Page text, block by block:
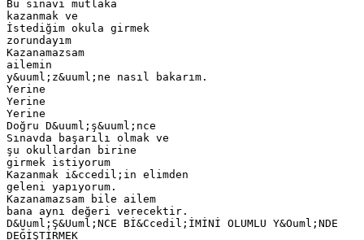
Bu sınavı mutlaka
kazanmak ve
İstediğim okula girmek
zorundayım
Kazanamazsam
ailemin
y&uuml;z&uuml;ne nasıl bakarım.
Yerine
Yerine
Yerine
Doğru D&uuml;ş&uuml;nce
Sınavda başarılı olmak ve
şu okullardan birine
girmek istiyorum
Kazanmak i&ccedil;in elimden
geleni yapıyorum.
Kazanamazsam bile ailem
bana aynı değeri verecektir.
D&Uuml;Ş&Uuml;NCE Bİ&Ccedil;İMİNİ OLUMLU Y&Ouml;NDE
DEĞİŞTİRMEK